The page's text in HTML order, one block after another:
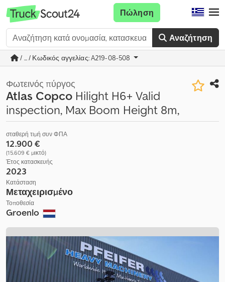
Αναζήτηση
Πώληση
/ ... / Κωδικός αγγελίας: A219-08-508
Φωτεινός πύργος
Atlas Copco Hilight H6+ Valid
inspection, Max Boom Height 8m,
σταθερή τιμή συν ΦΠΑ
12.900 €
(15.609 € μικτό)
Έτος κατασκευής
2023
Κατάσταση
Μεταχειρισμένο
Τοποθεσία
Groenlo